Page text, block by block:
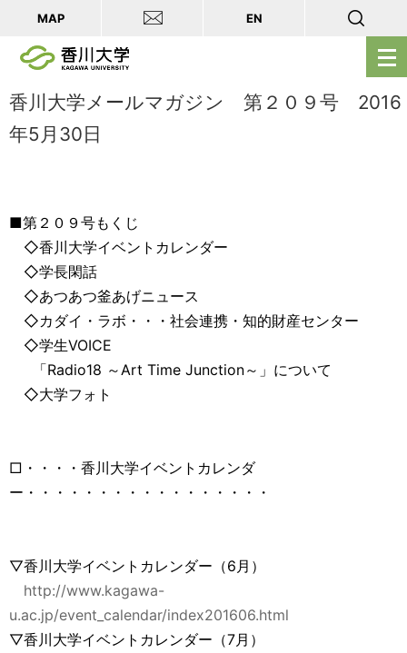
メ
ニ
ュ
MAP EN
香川大学メールマガジン 第２０９号 2016
年5月30日
■第２０９号もくじ
◇香川大学イベントカレンダー
◇学長閑話
◇あつあつ釜あげニュース
◇カダイ・ラボ・・・社会連携・知的財産センター
◇学生VOICE
「Radio18 ～Art Time Junction～」について
◇大学フォト
□・・・・香川大学イベントカレンダ
ー・・・・・・・・・・・・・・・・・
▽香川大学イベントカレンダー（6月）
http://www.kagawa-
u.ac.jp/event_calendar/index201606.html
▽香川大学イベントカレンダー（7月）